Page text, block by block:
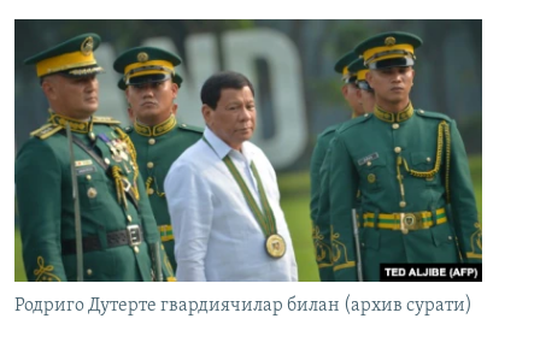
Родриго Дутерте гвардиячилар билан (архив сурати)